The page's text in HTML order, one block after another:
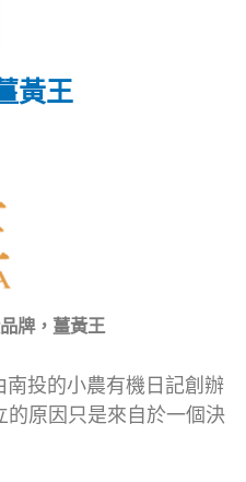
黃王
牌，薑黃王
南投的小農有機日記創辦
的原因只是來自於一個決